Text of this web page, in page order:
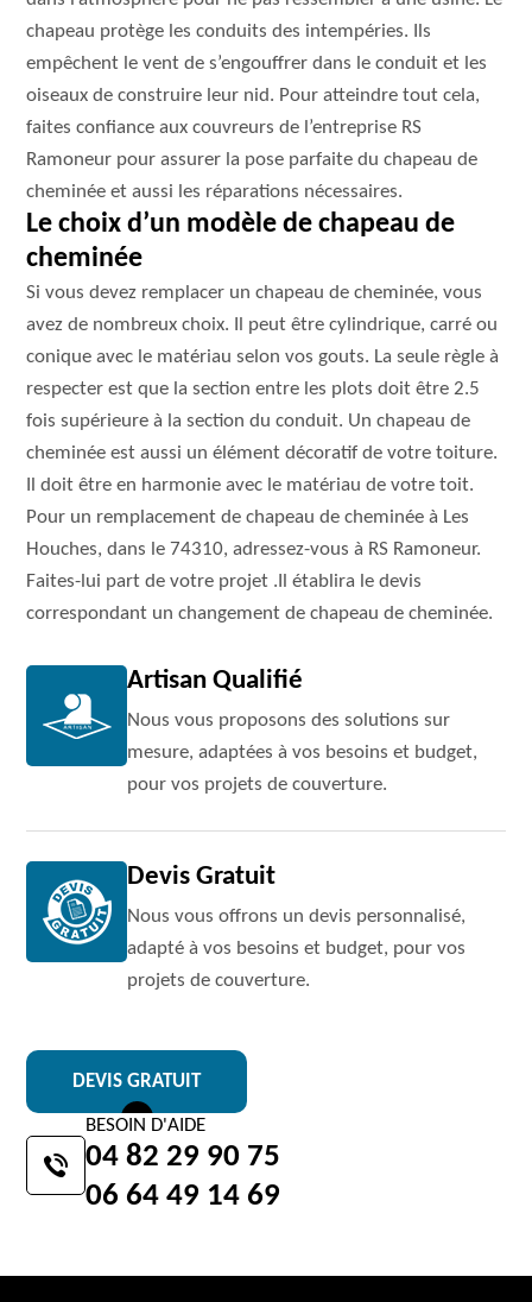
chapeau protège les conduits des intempéries. Ils
empêchent le vent de s’engouffrer dans le conduit et les
oiseaux de construire leur nid. Pour atteindre tout cela,
faites confiance aux couvreurs de l’entreprise RS
Ramoneur pour assurer la pose parfaite du chapeau de
cheminée et aussi les réparations nécessaires.
Le choix d’un modèle de chapeau de
cheminée
Si vous devez remplacer un chapeau de cheminée, vous
avez de nombreux choix. Il peut être cylindrique, carré ou
conique avec le matériau selon vos gouts. La seule règle à
respecter est que la section entre les plots doit être 2.5
fois supérieure à la section du conduit. Un chapeau de
cheminée est aussi un élément décoratif de votre toiture.
Il doit être en harmonie avec le matériau de votre toit.
Pour un remplacement de chapeau de cheminée à Les
Houches, dans le 74310, adressez-vous à RS Ramoneur.
Faites-lui part de votre projet .Il établira le devis
correspondant un changement de chapeau de cheminée.
Artisan Qualifié
Nous vous proposons des solutions sur
mesure, adaptées à vos besoins et budget,
pour vos projets de couverture.
Devis Gratuit
Nous vous offrons un devis personnalisé,
adapté à vos besoins et budget, pour vos
projets de couverture.
DEVIS GRATUIT
BESOIN D'AIDE
04 82 29 90 75
06 64 49 14 69